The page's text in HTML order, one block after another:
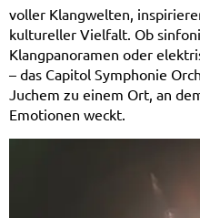
voller Klangwelten,
kultureller Vielfalt. Ob
Klangpanoramen oder
– das Capitol Symphonie
Juchem zu einem Ort, an
Emotionen weckt.